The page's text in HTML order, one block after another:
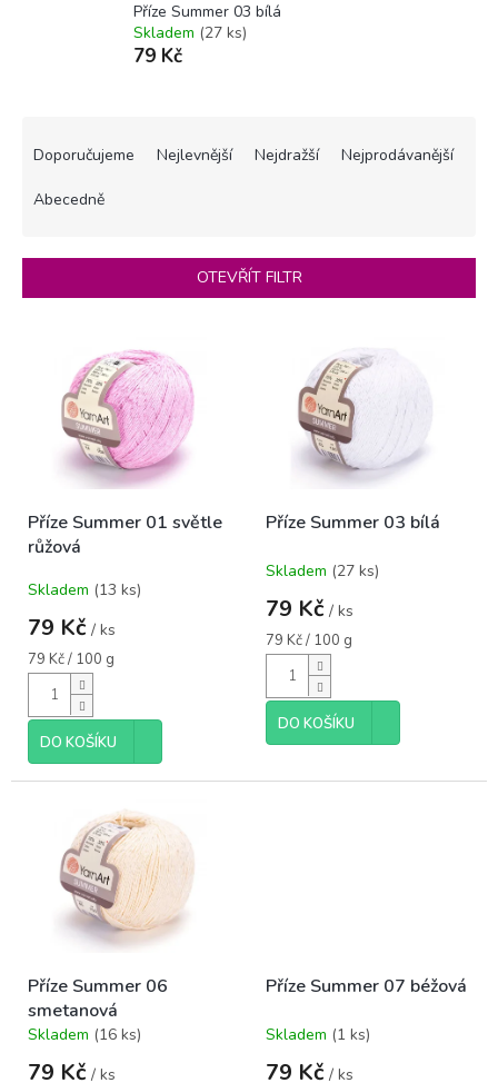
Příze Summer 03 bílá
Skladem (27 ks)
79 Kč
e
r
Doporučujeme Nejlevnější Nejdražší Nejprodávanější
Abecedně
OTEVŘÍT FILTR
d
u
t
ů
Příze Summer 01 světle
růžová
Skladem (13 ks)
79 Kč / ks
Měrná
cena:
79 Kč / 100 g
DO KOŠÍKU
Příze Summer 03 bílá
Průměrné
hodnocení
produktu
je
5,0
5
hvězdiček.
Skladem (27 ks)
79 Kč / ks
Měrná
cena:
79 Kč / 100 g
DO KOŠÍKU
Příze Summer 06
smetanová
Průměrné
hodnocení
Skladem (16 ks)
79 Kč / ks
Příze Summer 07 béžová
Průměrné
hodnocení
Skladem (1 ks)
79 Kč / ks